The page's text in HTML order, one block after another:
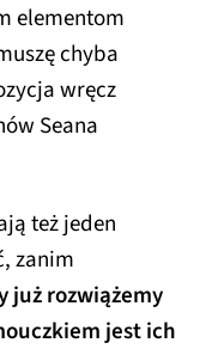
elementom
chyba
wręcz
Seana
też jeden
zanim
już rozwiążemy
jest ich